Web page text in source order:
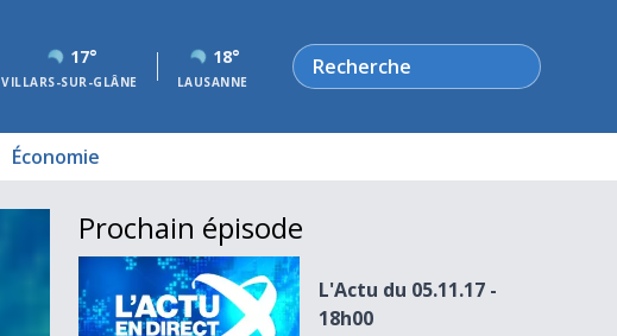
17°
VILLARS-SUR-GLÂNE
18°
LAUSANNE
Rechercher
Économie
Prochain épisode
L&#039;Actu du 05.11.17 - 18h00
L'Actu du 05.11.17 -
18h00